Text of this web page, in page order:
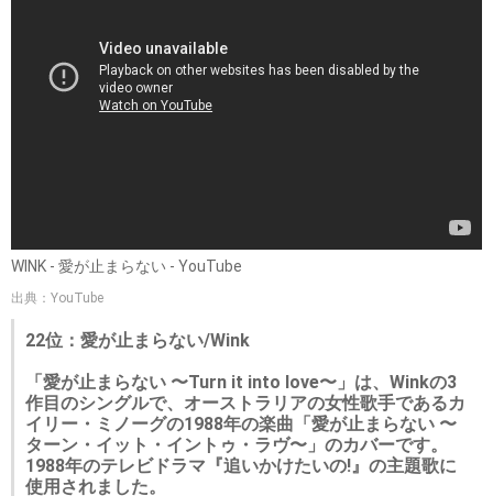
WINK - 愛が止まらない - YouTube
出典：YouTube
22位：愛が止まらない/Wink
「愛が止まらない 〜Turn it into love〜」は、Winkの3
作目のシングルで、オーストラリアの女性歌手であるカ
イリー・ミノーグの1988年の楽曲「愛が止まらない 〜
ターン・イット・イントゥ・ラヴ〜」のカバーです。
1988年のテレビドラマ『追いかけたいの!』の主題歌に
使用されました。